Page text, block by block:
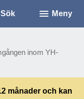
Sök Meny
inom YH-
månader och kan